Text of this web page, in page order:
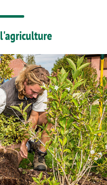
l'agriculture